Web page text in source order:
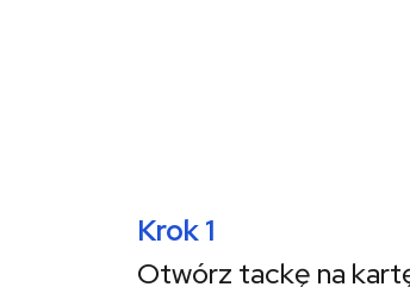
Krok 1
Otwórz tackę na